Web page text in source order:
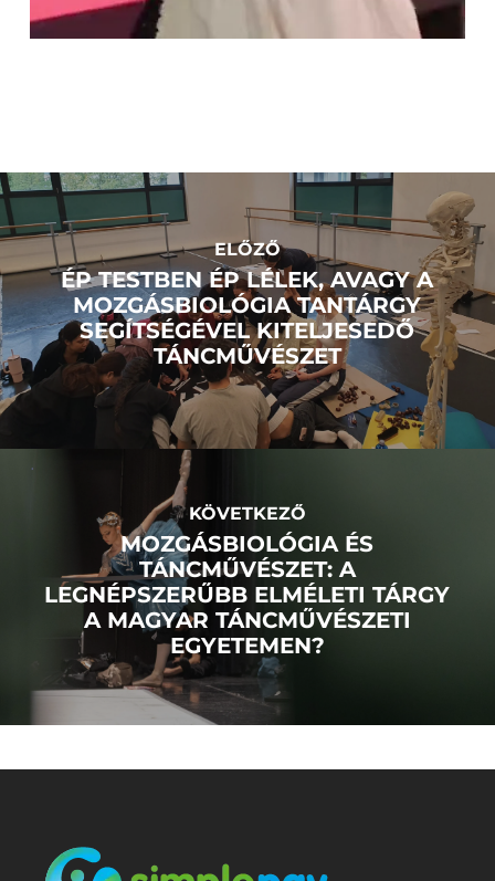
ELŐZŐ
ÉP TESTBEN ÉP LÉLEK, AVAGY A
MOZGÁSBIOLÓGIA TANTÁRGY
SEGÍTSÉGÉVEL KITELJESEDŐ
TÁNCMŰVÉSZET
KÖVETKEZŐ
MOZGÁSBIOLÓGIA ÉS
TÁNCMŰVÉSZET: A
LEGNÉPSZERŰBB ELMÉLETI TÁRGY
A MAGYAR TÁNCMŰVÉSZETI
EGYETEMEN?